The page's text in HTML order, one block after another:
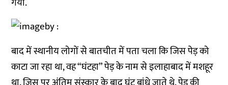
बाद में स्थानीय लोगों से बातचीत में पता चला कि जिस पेड़ को
काटा जा रहा था, वह “घंटहा” पेड़ के नाम से इलाहाबाद में मशहूर